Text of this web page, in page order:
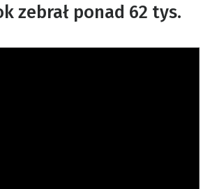
zebrał ponad 62 tys.